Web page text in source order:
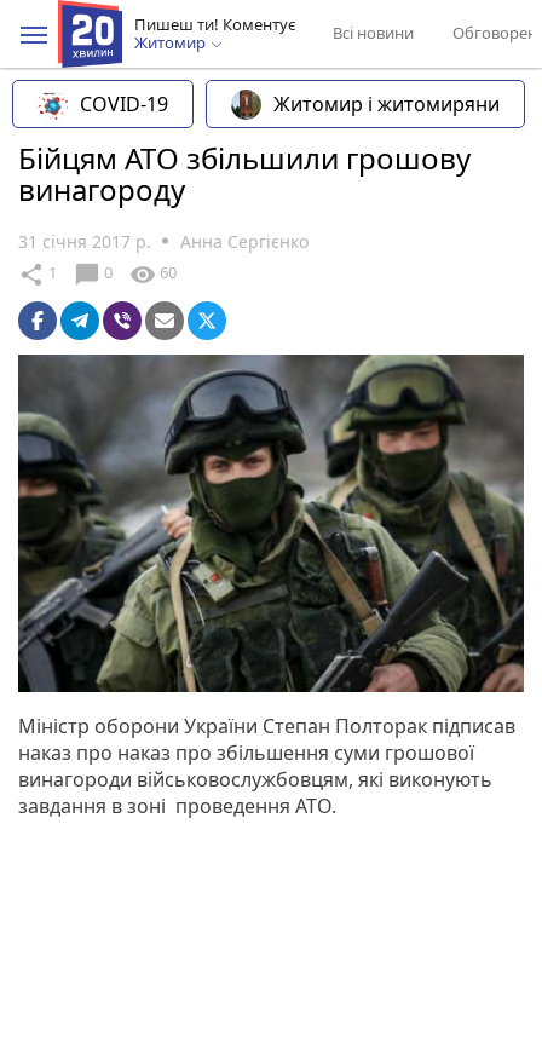
Пишеш ти! Коментує
Житомир
Всі новини
COVID-19 Житомир і житомиряни
Бійцям АТО збільшили грошову
винагороду
31 січня 2017 р. Анна Сергієнко
share 1 chat_bubble 0 visibility 60
Міністр оборони України Степан Полторак підписав
наказ про наказ про збільшення суми грошової
винагороди військовослужбовцям, які виконують
завдання в зоні проведення АТО.